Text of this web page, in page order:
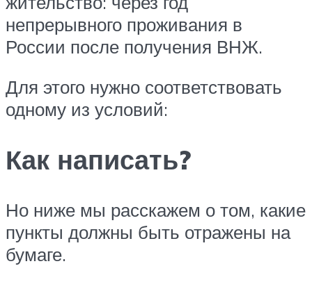
непрерывного проживания в
России после получения ВНЖ.
Для этого нужно соответствовать
одному из условий:
Как написать?
Но ниже мы расскажем о том, какие
пункты должны быть отражены на
бумаге.